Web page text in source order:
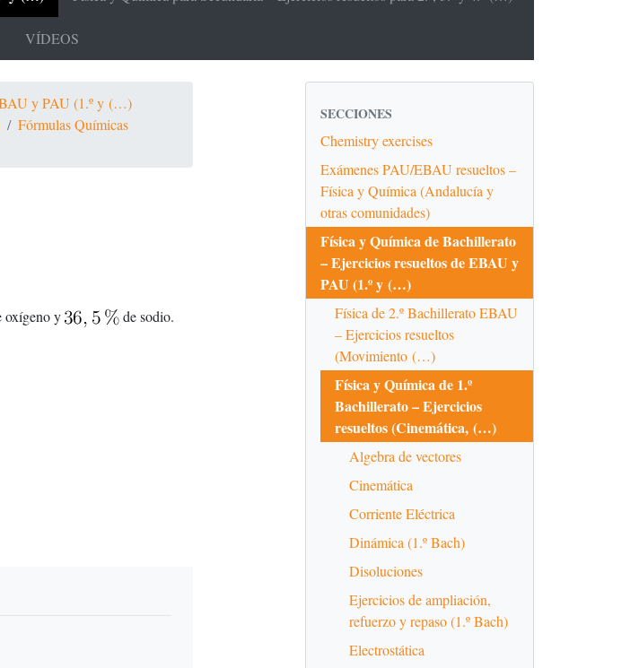
VÍDEOS
y PAU (1.º y (…)
Fórmulas Químicas
oxígeno y
de sodio.
SECCIONES
Chemistry exercises
Exámenes PAU/EBAU resueltos –
Física y Química (Andalucía y
otras comunidades)
Física y Química de Bachillerato
– Ejercicios resueltos de EBAU y
PAU (1.º y (…)
Física de 2.º Bachillerato EBAU
– Ejercicios resueltos
(Movimiento (…)
Física y Química de 1.º
Bachillerato – Ejercicios
resueltos (Cinemática, (…)
Algebra de vectores
Cinemática
Corriente Eléctrica
Dinámica (1.º Bach)
Disoluciones
Ejercicios de ampliación,
refuerzo y repaso (1.º Bach)
Electrostática